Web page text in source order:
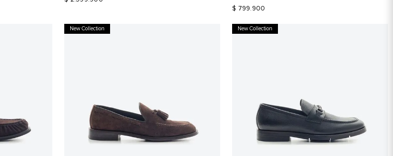
$ 799.900
New Collection New Collection